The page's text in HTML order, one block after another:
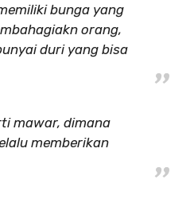
bunga yang
orang,
duri yang bisa
mawar, dimana
memberikan